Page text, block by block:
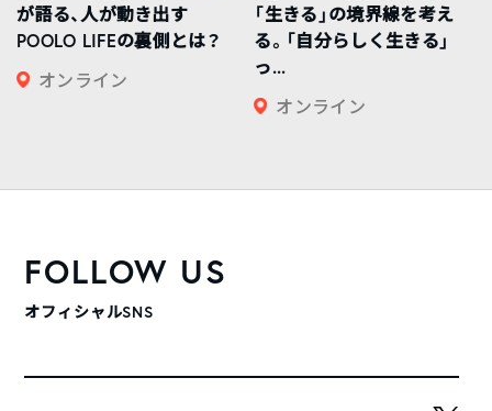
が語る、人が動き出す
POOLO LIFEの裏側とは？
オンライン
「生きる」の境界線を考え
る。「自分らしく生きる」
っ...
オンライン
FOLLOW US
オフィシャルSNS